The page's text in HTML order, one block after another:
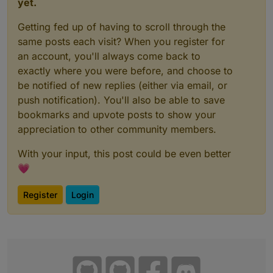
Getting fed up of having to scroll through the
same posts each visit? When you register for
an account, you'll always come back to
exactly where you were before, and choose to
be notified of new replies (either via email, or
push notification). You'll also be able to save
bookmarks and upvote posts to show your
appreciation to other community members.
With your input, this post could be even better
💗
Register Login